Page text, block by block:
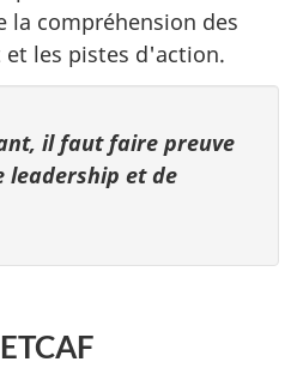
la compréhension des
les pistes d'action.
il faut faire preuve
leadership et de